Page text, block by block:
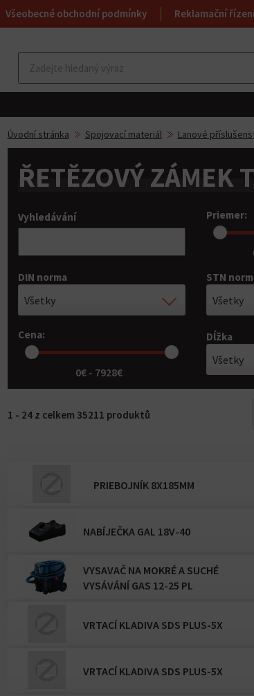
Všeobecné obchodní podmínky Reklamační
Úvodní stránka Spojovací materiál Lanové
ŘETĚZOVÝ ZÁMEK
Vyhledávání Priemer:
DIN norma
Všetky
STN
Všetky
Cena:
0€ - 7928€
Dĺžka
Všetky
1 - 24 z celkem 35211 produktů
PRIEBOJNÍK 8X185MM
NABÍJEČKA GAL 18V-40
VYSAVAČ NA MOKRÉ A SUCHÉ
VYSÁVÁNÍ GAS 12-25 PL
VRTACÍ KLADIVA SDS PLUS-5X
VRTACÍ KLADIVA SDS PLUS-5X